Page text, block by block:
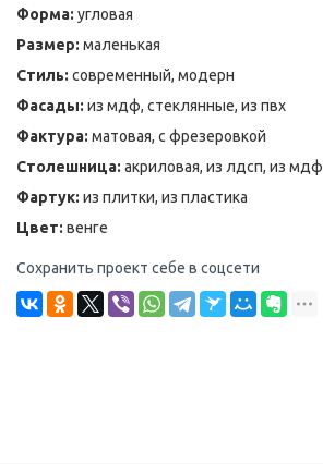
Форма: угловая
Размер: маленькая
Стиль: современный, модерн
Фасады: из мдф, стеклянные, из пвх
Фактура: матовая, с фрезеровкой
Столешница: акриловая, из лдсп, из мдф
Фартук: из плитки, из пластика
Цвет: венге
Сохранить проект себе в соцсети